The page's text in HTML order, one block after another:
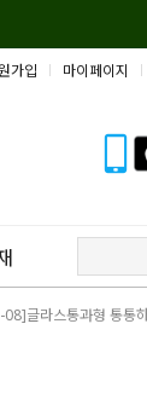
가입 마이페이지
글라스통과형 통통